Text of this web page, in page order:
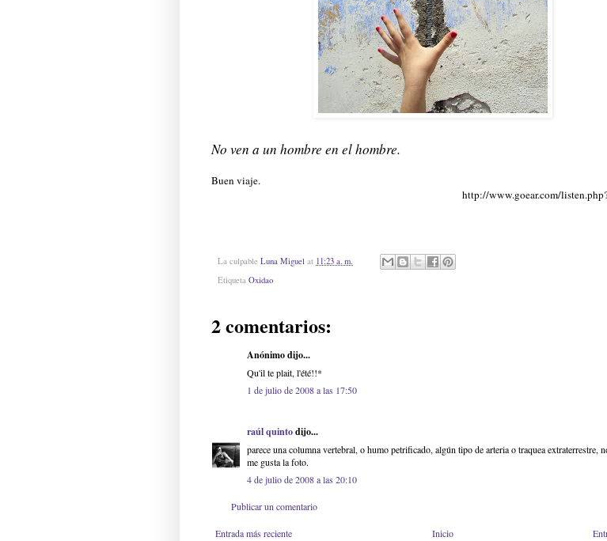
No ven a un hombre en el hombre.
Buen viaje.
http://www.goear.com/
La culpable Luna Miguel at 11:23 a. m.
Etiqueta Oxidao
2 comentarios:
Anónimo dijo...
Qu'il te plait, l'été!!*
1 de julio de 2008 a las 17:50
raúl quintodijo...
parece una columna vertebral, o humo petrificado, algún tipo de arteria o traquea extraterrestre,
me gusta la foto.
4 de julio de 2008 a las 20:10
Publicar un comentario
Entrada más reciente
Inicio